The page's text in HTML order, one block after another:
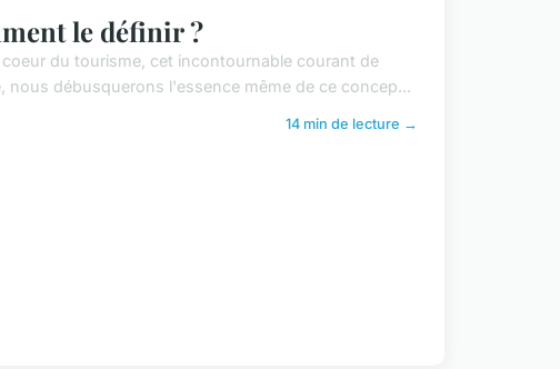
le définir ?
du tourisme, cet incontournable courant de
nous débusquerons l'essence même de ce concep...
14 min de lecture →